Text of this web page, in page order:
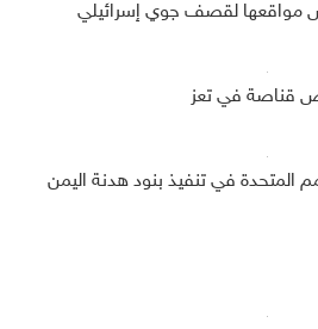
مواقعها لقصف جوي إسرائيلي
قناصة في تعز
المتحدة في تنفيذ بنود هدنة اليمن